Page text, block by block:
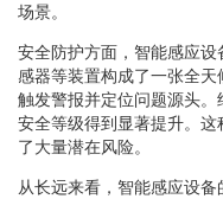
场景。
安全防护方面，智能感应
感器等装置构成了一张全
触发警报并定位问题源头
安全等级得到显著提升。
了大量潜在风险。
从长远来看，智能感应设